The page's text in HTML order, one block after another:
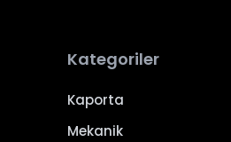
Kategoriler
Kaporta
Mekanik